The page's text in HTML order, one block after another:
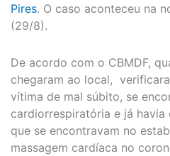
Pires. O caso aconteceu na
(29/8).
De acordo com o CBMDF,
chegaram ao local,
vítima de mal súbito, se
cardiorrespiratória e já havia
que se encontravam no
massagem cardíaca no